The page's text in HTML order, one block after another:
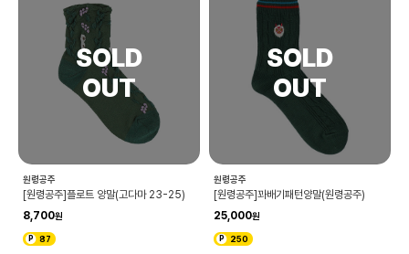
원령공주
[원령공주]플로트 양말(고다마 23-25)
8,700
87
원령공주
[원령공주]꽈배기패턴양말(원령공주)
25,000
250